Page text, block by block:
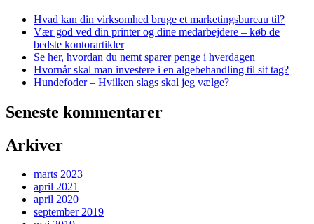
Hvad kan din virksomhed bruge et marketingsbureau til?
Vær god ved din printer og dine medarbejdere – køb de
bedste kontorartikler
Se her, hvordan du nemt sparer penge i hverdagen
Hvornår skal man investere i en algebehandling til sit tag?
Hundefoder – Hvilken slags skal jeg vælge?
Seneste kommentarer
Arkiver
marts 2023
april 2021
april 2020
september 2019